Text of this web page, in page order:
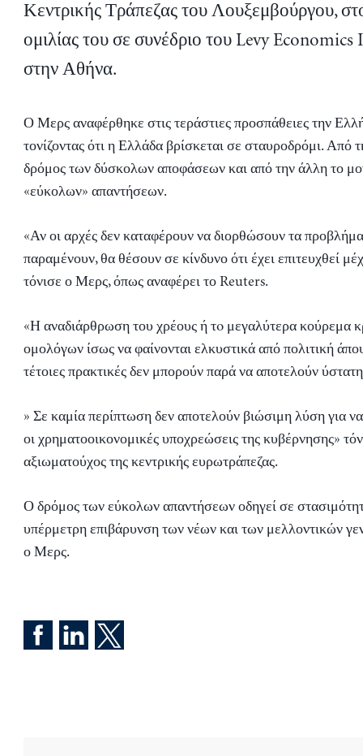
Κεντρικής Τράπεζας του Λουξεμβούργου,
ομιλίας του σε συνέδριο του Levy
στην Αθήνα.
Ο Μερς αναφέρθηκε στις τεράστιες προσπάθειες την
τονίζοντας ότι η Ελλάδα βρίσκεται σε σταυροδρόμι. Από
δρόμος των δύσκολων αποφάσεων και από την άλλη το
«εύκολων» απαντήσεων.
«Αν οι αρχές δεν καταφέρουν να διορθώσουν τα
παραμένουν, θα θέσουν σε κίνδυνο ότι έχει επιτευχθεί
τόνισε ο Μερς, όπως αναφέρει το Reuters.
«Η αναδιάρθρωση του χρέους ή τo μεγαλύτερα κούρεμα
ομολόγων ίσως να φαίνονται ελκυστικά από πολιτική
τέτοιες πρακτικές δεν μπορούν παρά να αποτελούν
» Σε καμία περίπτωση δεν αποτελούν βιώσιμη λύση για
οι χρηματοοικονομικές υποχρεώσεις της κυβέρνησης»
αξιωματούχος της κεντρικής ευρωτράπεζας.
Ο δρόμος των εύκολων απαντήσεων οδηγεί σε
υπέρμετρη επιβάρυνση των νέων και των μελλοντικών
ο Μερς.